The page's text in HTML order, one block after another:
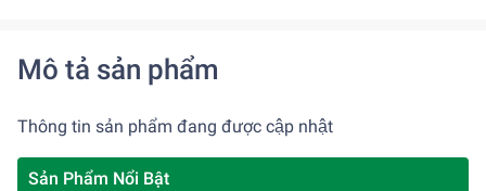
Mô tả sản phẩm
Thông tin sản phẩm đang được cập nhật
Sản Phẩm Nổi Bật